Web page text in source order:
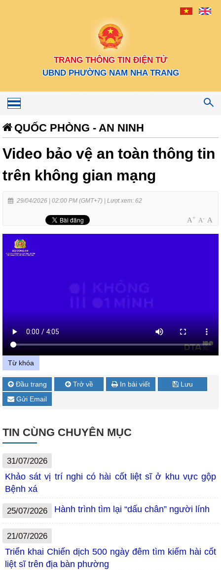
TRANG THÔNG TIN ĐIỆN TỬ
UBND PHƯỜNG NAM NHA TRANG
Toggle
navigation
QUỐC PHÒNG - AN NINH
Video bảo vệ an toàn thông tin
trên không gian mạng
29/04/2026 | 02:00 PM (GMT+7) | Lượt xem: 62
A+ A- A
Từ khóa
Đầu trang Trở về In bài viết
Lưu
Gửi Email
TIN CÙNG CHUYÊN MỤC
31/07/2026
Khảo sát vị trí nghi có hài cốt liệt sĩ ở khu vực gộp
Bệnh xá
25/07/2026 Hành trình tìm lại “dấu chân” người lính
21/07/2026
Triển khai Chiến dịch 500 ngày đêm tìm kiếm hài cốt
liệt sĩ trên địa bàn phường